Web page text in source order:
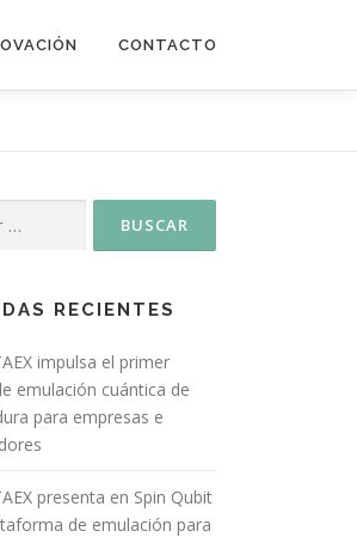
CONTACTO
RECIENTES
impulsa el primer
emulación cuántica de
para empresas e
presenta en Spin Qubit
de emulación para